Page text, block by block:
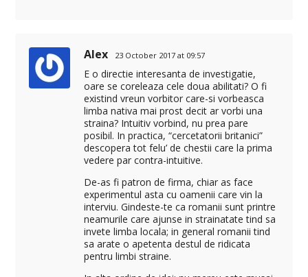
Alex 23 October 2017 at 09:57
E o directie interesanta de investigatie,
oare se coreleaza cele doua abilitati? O fi
existind vreun vorbitor care-si vorbeasca
limba nativa mai prost decit ar vorbi una
straina? Intuitiv vorbind, nu prea pare
posibil. In practica, “cercetatorii britanici”
descopera tot felu’ de chestii care la prima
vedere par contra-intuitive.
De-as fi patron de firma, chiar as face
experimentul asta cu oamenii care vin la
interviu. Gindeste-te ca romanii sunt printre
neamurile care ajunse in strainatate tind sa
invete limba locala; in general romanii tind
sa arate o apetenta destul de ridicata
pentru limbi straine.